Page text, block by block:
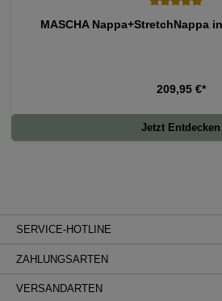
MASCHA Nappa+StretchNappa
209,95 €*
Jetzt Entdecken
SERVICE-HOTLINE
ZAHLUNGSARTEN
VERSANDARTEN